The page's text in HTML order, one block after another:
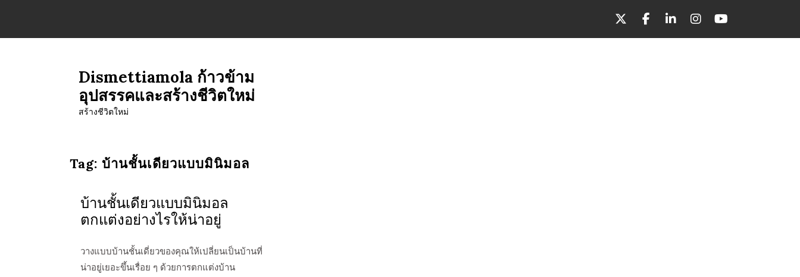
content
Dismettiamola ก้าวข้าม
อุปสรรคและสร้างชีวิตใหม่
สร้างชีวิตใหม่
Tag: บ้านชั้นเดียวแบบมินิมอล
admin
บ้านชั้นเดียวแบบมินิมอล
ตกแต่งอย่างไรให้น่าอยู่
วางแบบบ้านชั้นเดี่ยวของคุณให้เปลี่ยนเป็นบ้านที่
น่าอยู่เยอะขึ้นเรื่อย ๆ ด้วยการตกแต่งบ้าน